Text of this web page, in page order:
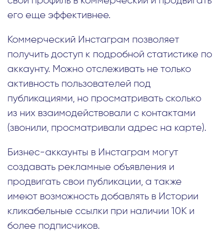
его еще эффективнее.
Коммерческий Инстаграм позволяет
получить доступ к подробной статистике по
аккаунту. Можно отслеживать не только
активность пользователей под
публикациями, но просматривать сколько
из них взаимодействовали с контактами
(звонили, просматривали адрес на карте).
Бизнес-аккаунты в Инстаграм могут
создавать рекламные объявления и
продвигать свои публикации, а также
имеют возможность добавлять в Истории
кликабельные ссылки при наличии 10K и
более подписчиков.